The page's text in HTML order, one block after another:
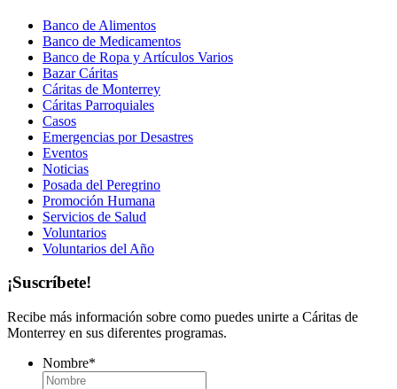
Banco de Alimentos
Banco de Medicamentos
Banco de Ropa y Artículos Varios
Bazar Cáritas
Cáritas de Monterrey
Cáritas Parroquiales
Casos
Emergencias por Desastres
Eventos
Noticias
Posada del Peregrino
Promoción Humana
Servicios de Salud
Voluntarios
Voluntarios del Año
¡Suscríbete!
Recibe más información sobre como puedes unirte a Cáritas de
Monterrey en sus diferentes programas.
Nombre*